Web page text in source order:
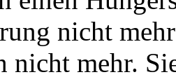
nicht
nicht mehr.